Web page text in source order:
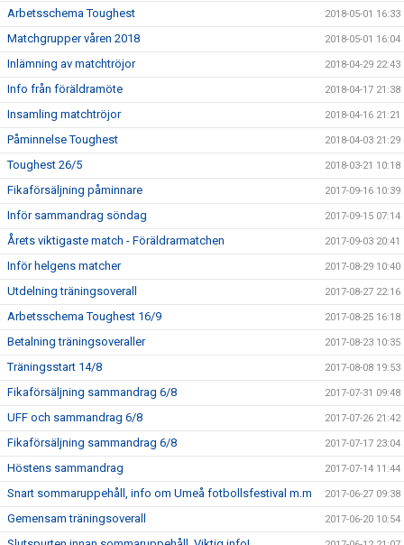
Arbetsschema Toughest 2018-05-01 16:33
Matchgrupper våren 2018 2018-05-01 16:04
Inlämning av matchtröjor 2018-04-29 22:43
Info från föräldramöte 2018-04-17 21:38
Insamling matchtröjor 2018-04-16 21:21
Påminnelse Toughest 2018-04-03 21:29
Toughest 26/5 2018-03-21 10:18
Fikaförsäljning påminnare 2017-09-16 10:39
Inför sammandrag söndag 2017-09-15 07:14
Årets viktigaste match - Föräldrarmatchen 2017-09-03 20:41
Inför helgens matcher 2017-08-29 10:40
Utdelning träningsoverall 2017-08-27 22:16
Arbetsschema Toughest 16/9 2017-08-25 16:18
Betalning träningsoveraller 2017-08-23 10:35
Träningsstart 14/8 2017-08-08 19:53
Fikaförsäljning sammandrag 6/8 2017-07-31 09:48
UFF och sammandrag 6/8 2017-07-26 21:42
Fikaförsäljning sammandrag 6/8 2017-07-17 23:04
Höstens sammandrag 2017-07-14 11:44
Snart sommaruppehåll, info om Umeå fotbollsfestival m.m 2017-06-27 09:38
Gemensam träningsoverall 2017-06-20 10:54